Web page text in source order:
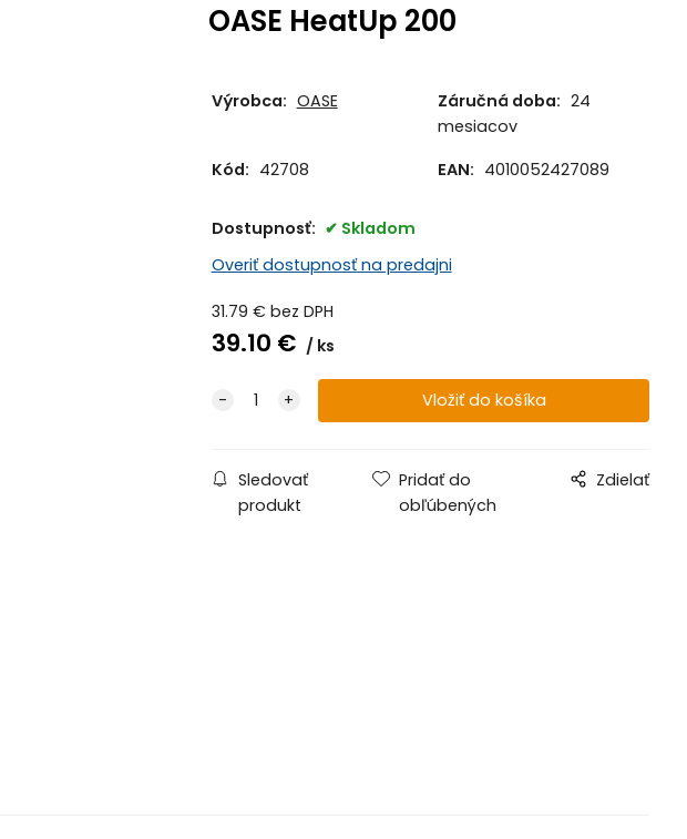
OASE HeatUp 200
Výrobca: OASE Záručná doba: 24
mesiacov
Kód: 42708 EAN: 4010052427089
Dostupnosť:
Skladom
Overiť dostupnosť na predajni
31.79 € bez DPH
39.10 € ks
Sledovať
produkt
Pridať do
obľúbených
Zdielať